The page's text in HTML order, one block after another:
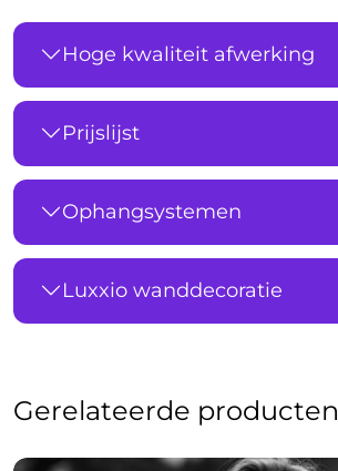
Hoge kwaliteit afwerking
Prijslijst
Ophangsystemen
Luxxio wanddecoratie
Gerelateerde producten